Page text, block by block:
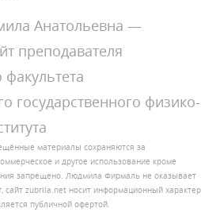
Анатольевна —
преподавателя
государственного физико-
материалы сохраняются за
и другое использование кроме
запрещено. Людмила Фирмаль не оказывает
сайт zubrila.net носит информационный характер
публичной офертой.